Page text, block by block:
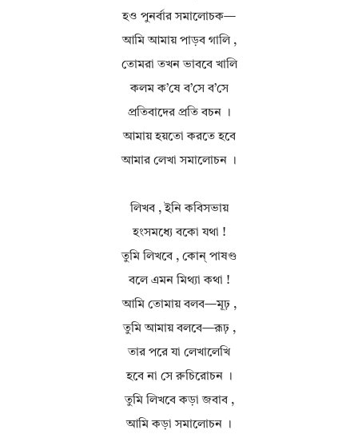
হও পুনর্বার সমালোচক—
আমি আমায় পাড়ব গালি ,
তোমরা তখন ভাববে খালি
কলম ক’ষে ব’সে ব’সে
প্রতিবাদের প্রতি বচন ।
আমায় হয়তো করতে হবে
আমার লেখা সমালোচন ।
লিখব , ইনি কবিসভায়
হংসমধ্যে বকো যথা !
তুমি লিখবে , কোন্‌ পাষণ্ড
বলে এমন মিথ্যা কথা !
আমি তোমায় বলব—মূঢ় ,
তুমি আমায় বলবে—রূঢ় ,
তার পরে যা লেখালেখি
হবে না সে রুচিরোচন ।
তুমি লিখবে কড়া জবাব ,
আমি কড়া সমালোচন ।